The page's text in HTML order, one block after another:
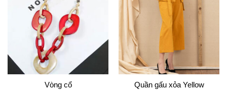
Vòng cổ
Quần gấu xỏa Yellow